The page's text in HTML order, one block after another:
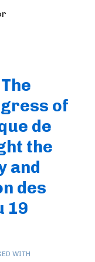
of
de
the
and
des
19
WITH